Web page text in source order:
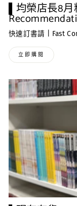
▌均榮店長8
快速訂書請 | Fast
立即購閱